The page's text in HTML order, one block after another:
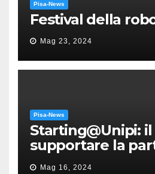
Pisa-News
Festival della
Mag 23, 2024
Pisa-News
Starting@Unipi:
supportare la
all’ERC Starting
Mag 16, 2024